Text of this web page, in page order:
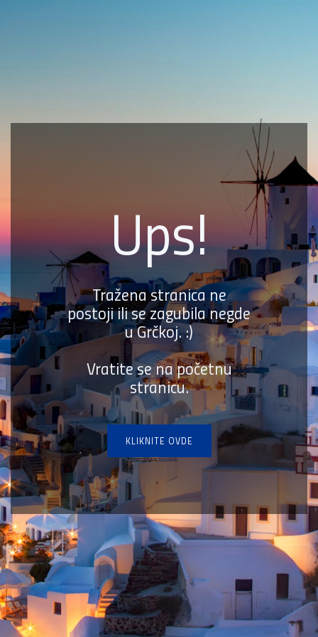
Ups!
Tražena stranica ne
postoji ili se zagubila negde
u Grčkoj. :)
Vratite se na početnu
stranicu.
KLIKNITE OVDE